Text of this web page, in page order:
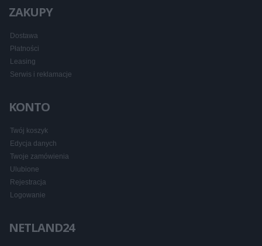
ZAKUPY
Dostawa
Płatności
Leasing
Serwis i reklamacje
KONTO
Twój koszyk
Edycja danych
Twoje zamówienia
Ulubione
Rejestracja
Logowanie
NETLAND24